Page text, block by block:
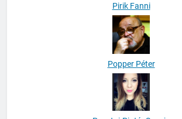
Pirik Fanni
Popper Péter